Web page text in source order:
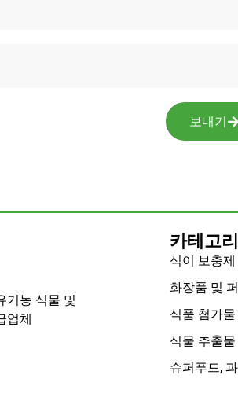
보내기
기농 식물 및
업체
카테고리
식이 보충제
화장품 및
식품 첨가물
식물 추출물
슈퍼푸드,